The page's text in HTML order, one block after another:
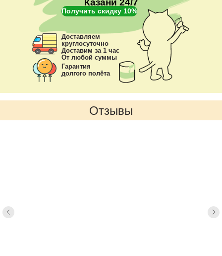
Казани 24/7
Получить скидку 10%
Доставляем
круглосуточно
Доставим за 1 час
От любой суммы
Гарантия
долгого полёта
Отзывы